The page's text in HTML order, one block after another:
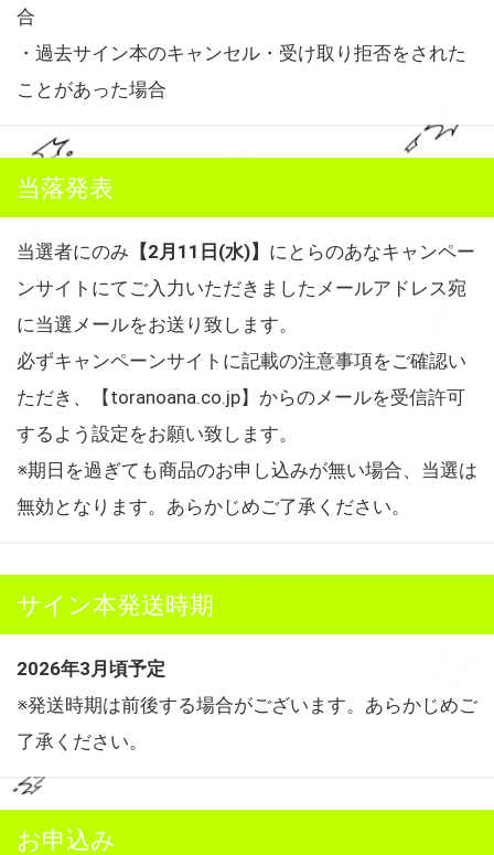
合
・過去サイン本のキャンセル・受け取り拒否をされた
ことがあった場合
当落発表
当選者にのみ 【2月11日(水)】 にとらのあなキャンペー
ンサイトにてご入力いただきましたメールアドレス宛
に当選メールをお送り致します。
必ずキャンペーンサイトに記載の注意事項をご確認い
ただき、【toranoana.co.jp】からのメールを受信許可
するよう設定をお願い致します。
※期日を過ぎても商品のお申し込みが無い場合、当選は
無効となります。あらかじめご了承ください。
サイン本発送時期
2026年3月頃予定
※発送時期は前後する場合がございます。あらかじめご
了承ください。
お申込み